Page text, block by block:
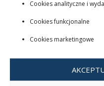
Cookies analityczne i
Cookies funkcjonalne
Cookies marketingowe